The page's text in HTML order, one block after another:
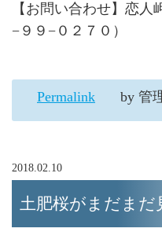
【お問い合わせ】恋人
−９９−０２７０）
Permalink by 管
2018.02.10
土肥桜がまだまだ